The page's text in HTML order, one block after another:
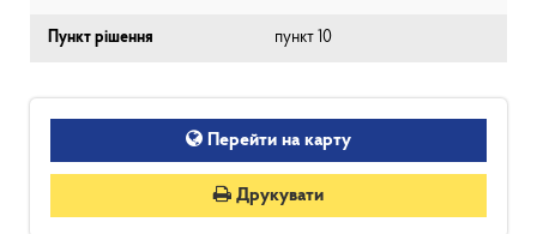
Пункт рішення пункт 10
Перейти на карту
Друкувати